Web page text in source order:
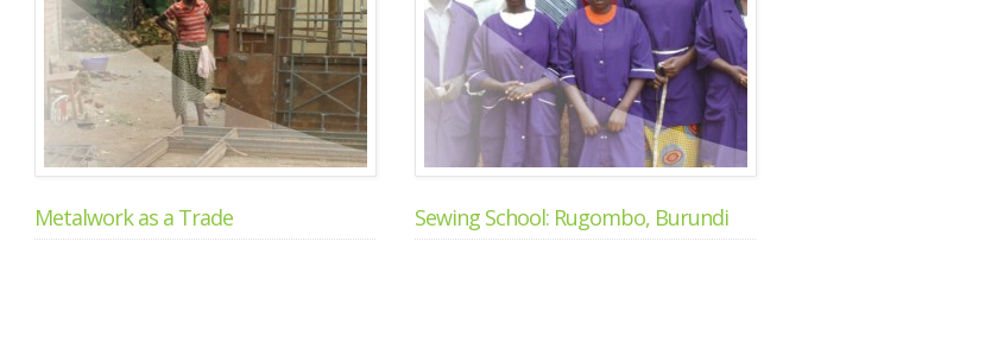
Metalwork as a Trade Sewing School: Rugombo, Burundi